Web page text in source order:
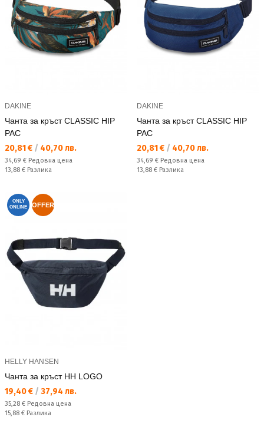
DAKINE
Чанта за кръст CLASSIC HIP
PAC
Текуща цена:
20,81 € / 40,70 лв.
Редовна цена:
34,69 € Редовна цена
Спестявате:
13,88 € Разлика
DAKINE
Чанта за кръст CLASSIC HIP
PAC
Текуща цена:
20,81 € / 40,70 лв.
Редовна цена:
34,69 € Редовна цена
Спестявате:
13,88 € Разлика
ONLY
ONLINE
OFFER
HELLY HANSEN
Чанта за кръст HH LOGO
Текуща цена:
19,40 € / 37,94 лв.
Редовна цена:
35,28 € Редовна цена
Спестявате:
15,88 € Разлика